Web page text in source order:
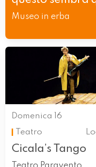
Museo in erba
Domenica 16
Teatro
Cicala’s Tango